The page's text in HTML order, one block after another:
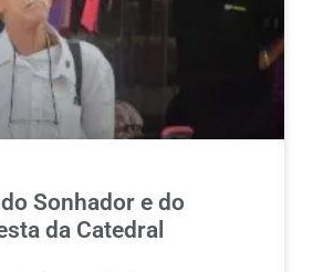
Sonhador e do
da Catedral